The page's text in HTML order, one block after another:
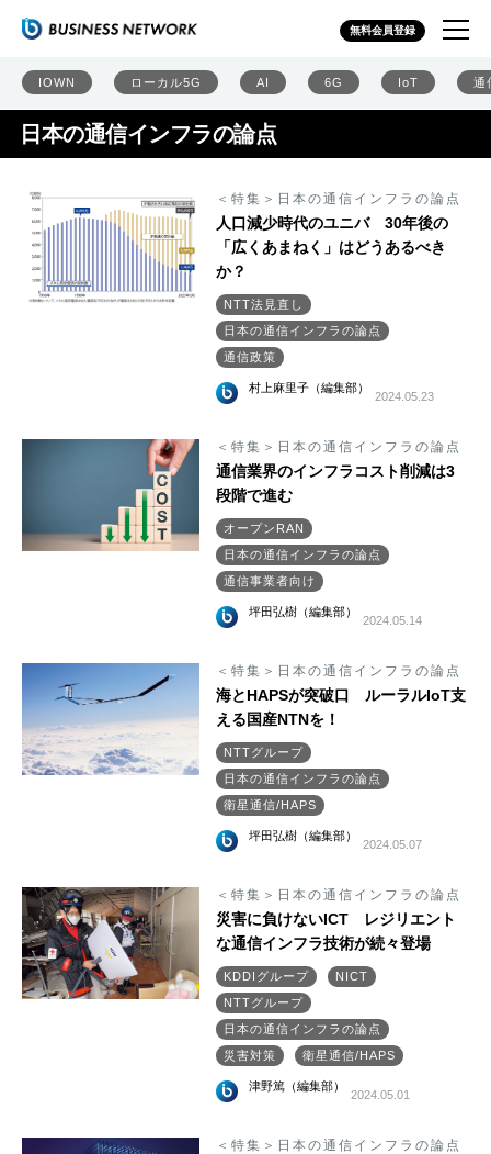
無料会員登録
IOWN ローカル5G AI 6G IoT 通
日本の通信インフラの論点
＜特集＞日本の通信インフラの論点
人口減少時代のユニバ 30年後の
「広くあまねく」はどうあるべき
か？
NTT法見直し
日本の通信インフラの論点
通信政策
村上麻里子（編集部）
2024.05.23
＜特集＞日本の通信インフラの論点
通信業界のインフラコスト削減は3
段階で進む
オープンRAN
日本の通信インフラの論点
通信事業者向け
坪田弘樹（編集部）
2024.05.14
＜特集＞日本の通信インフラの論点
海とHAPSが突破口 ルーラルIoT支
える国産NTNを！
NTTグループ
日本の通信インフラの論点
衛星通信/HAPS
坪田弘樹（編集部）
2024.05.07
＜特集＞日本の通信インフラの論点
災害に負けないICT レジリエント
な通信インフラ技術が続々登場
KDDIグループ
NICT
NTTグループ
日本の通信インフラの論点
災害対策
衛星通信/HAPS
津野篤（編集部）
2024.05.01
＜特集＞日本の通信インフラの論点